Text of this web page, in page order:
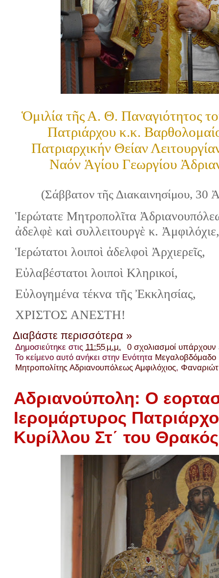
Ὁμιλία τῆς Α. Θ. Παναγιότητος
Πατριάρχου κ.κ.
Πατριαρχικήν Θείαν
Ναόν Ἁγίου Γεωργίου
(Σάββατον τῆς Διακαινησίμου, 30
Ἱερώτατε Μητροπολῖτα
ἀδελφὲ καὶ συλλειτουργὲ κ.
Ἱερώτατοι λοιποὶ ἀδελφοὶ Ἀρχιερεῖς,
Εὐλαβέστατοι λοιποὶ Κληρικοί,
Εὐλογημένα τέκνα τῆς Ἐκκλησίας,
ΧΡΙΣΤΟΣ ΑΝΕΣΤΗ!
Διαβάστε περισσότερα »
Δημοσιεύτηκε στις 11:55 μ.μ.
0 σχολιασμοί
Το κείμενο αυτό ανήκει στην Ενότητα Μεγαλοβδόμαδο
Μητροπολίτης Αδριανουπόλεως Αμφιλόχιος,
Αδριανούπολη: Ο
Ιερομάρτυρος
Κυρίλλου Στ΄ του